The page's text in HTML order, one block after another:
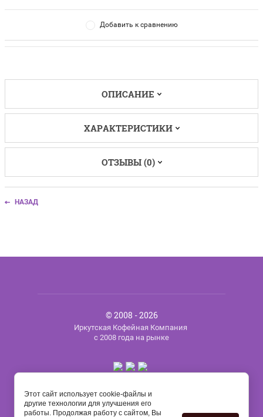
Добавить к сравнению
ОПИСАНИЕ
ХАРАКТЕРИСТИКИ
ОТЗЫВЫ (0)
НАЗАД
© 2008 - 2026
Иркутская Кофейная Компания
с 2008 года на рынке
Этот сайт использует cookie-файлы и
другие технологии для улучшения его
работы. Продолжая работу с сайтом, Вы